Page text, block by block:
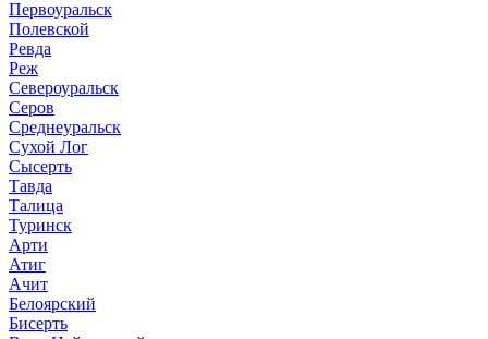
Первоуральск
Полевской
Ревда
Реж
Североуральск
Серов
Среднеуральск
Сухой Лог
Сысерть
Тавда
Талица
Туринск
Арти
Атиг
Ачит
Белоярский
Бисерть